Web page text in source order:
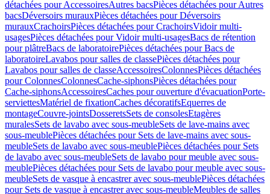
détachées pour AccessoiresAutres bacsPièces détachées pour Autres
bacsDéversoirs murauxPièces détachées pour Déversoirs
murauxCrachoirsPièces détachées pour CrachoirsVidoir multi-
usagesPièces détachées pour Vidoir multi-usagesBacs de rétention
pour plâtreBacs de laboratoirePièces détachées pour Bacs de
laboratoireLavabos pour salles de classePièces détachées pour
Lavabos pour salles de classeAccessoiresColonnesPièces détachées
pour ColonnesColonnesCache-siphonsPièces détachées pour
Cache-siphonsAccessoiresCaches pour ouverture d'évacuationPorte-
serviettesMatériel de fixationCaches décoratifsEquerres de
montageCouvre-jointsDosseretsSets de consolesEtagères
muralesSets de lavabo avec sous-meubleSets de lave-mains avec
sous-meublePièces détachées pour Sets de lave-mains avec sous-
meubleSets de lavabo avec sous-meublePièces détachées pour Sets
de lavabo avec sous-meubleSets de lavabo pour meuble avec sous-
meublePièces détachées pour Sets de lavabo pour meuble avec sous-
meubleSets de vasque à encastrer avec sous-meublePièces détachées
pour Sets de vasque à encastrer avec sous-meubleMeubles de salles